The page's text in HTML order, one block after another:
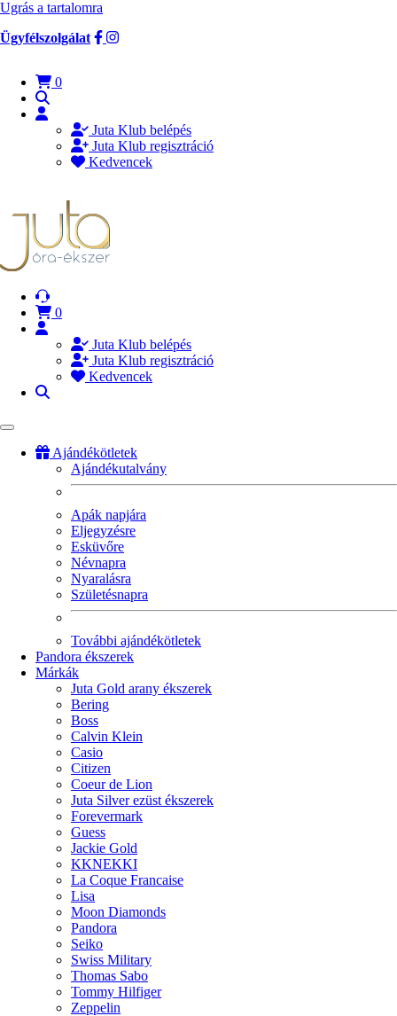
Ugrás a tartalomra
Ügyfélszolgálat
0
Juta Klub belépés
Juta Klub regisztráció
Kedvencek
0
Juta Klub belépés
Juta Klub regisztráció
Kedvencek
Ajándékötletek
Ajándékutalvány
Apák napjára
Eljegyzésre
Esküvőre
Névnapra
Nyaralásra
Születésnapra
További ajándékötletek
Pandora ékszerek
Márkák
Juta Gold arany ékszerek
Bering
Boss
Calvin Klein
Casio
Citizen
Coeur de Lion
Juta Silver ezüst ékszerek
Forevermark
Guess
Jackie Gold
KKNEKKI
La Coque Francaise
Lisa
Moon Diamonds
Pandora
Seiko
Swiss Military
Thomas Sabo
Tommy Hilfiger
Zeppelin